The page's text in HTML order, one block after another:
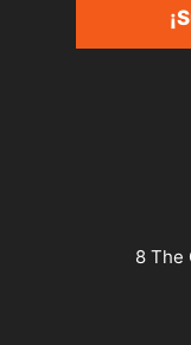
8 The